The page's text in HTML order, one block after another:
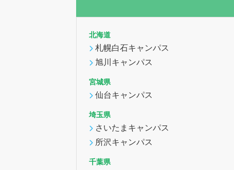
北海道
札幌白石キャンパス
旭川キャンパス
宮城県
仙台キャンパス
埼玉県
さいたまキャンパス
所沢キャンパス
千葉県